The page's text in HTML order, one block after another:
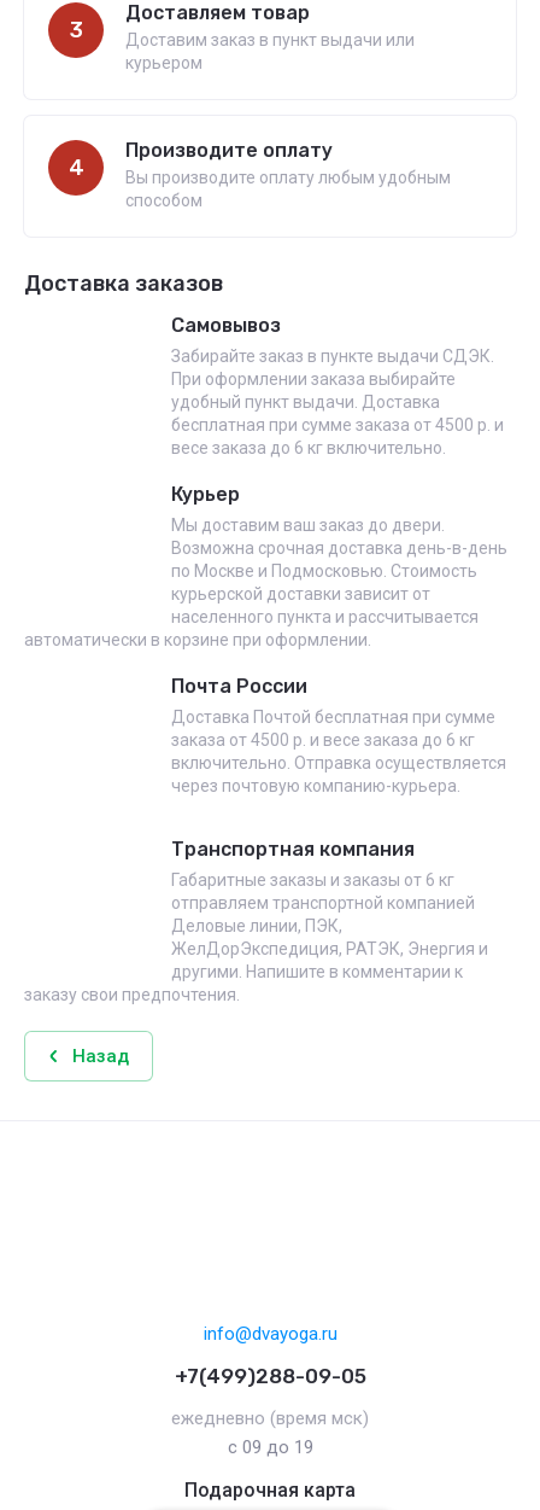
3
Доставляем товар
Доставим заказ в пункт выдачи или
курьером
4
Производите оплату
Вы производите оплату любым удобным
способом
Доставка заказов
Самовывоз
Забирайте заказ в пункте выдачи СДЭК.
При оформлении заказа выбирайте
удобный пункт выдачи. Доставка
бесплатная при сумме заказа от 4500 р. и
весе заказа до 6 кг включительно.
Курьер
Мы доставим ваш заказ до двери.
Возможна срочная доставка день-в-день
по Москве и Подмосковью. Стоимость
курьерской доставки зависит от
населенного пункта и рассчитывается
автоматически в корзине при оформлении.
Почта России
Доставка Почтой бесплатная при сумме
заказа от 4500 р. и весе заказа до 6 кг
включительно. Отправка осуществляется
через почтовую компанию-курьера.
Транспортная компания
Габаритные заказы и заказы от 6 кг
отправляем транспортной компанией
Деловые линии, ПЭК,
ЖелДорЭкспедиция, РАТЭК, Энергия и
другими. Напишите в комментарии к
заказу свои предпочтения.
Назад
info@dvayoga.ru
+7(499)288-09-05
ежедневно (время мск)
с 09 до 19
Подарочная карта